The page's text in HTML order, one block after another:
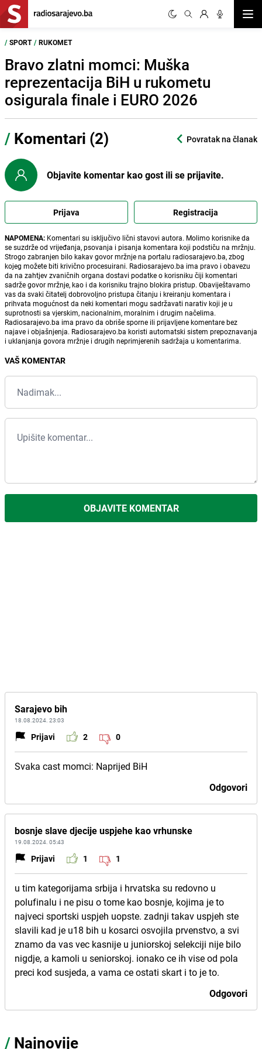
/ SPORT / RUKOMET
Bravo zlatni momci: Muška
reprezentacija BiH u rukometu
osigurala finale i EURO 2026
/ Komentari (2) Povratak na članak
Objavite komentar kao gost ili se prijavite.
Prijava Registracija
NAPOMENA: Komentari su isključivo lični stavovi autora. Molimo korisnike da
se suzdrže od vrijeđanja, psovanja i pisanja komentara koji podstiču na mržnju.
Strogo zabranjen bilo kakav govor mržnje na portalu radiosarajevo.ba, zbog
kojeg možete biti krivično procesuirani. Radiosarajevo.ba ima pravo i obavezu
da na zahtjev zvaničnih organa dostavi podatke o korisniku čiji komentari
sadrže govor mržnje, kao i da korisniku trajno blokira pristup. Obaviještavamo
vas da svaki čitatelj dobrovoljno pristupa čitanju i kreiranju komentara i
prihvata mogućnost da neki komentari mogu sadržavati narativ koji je u
suprotnosti sa vjerskim, nacionalnim, moralnim i drugim načelima.
Radiosarajevo.ba ima pravo da obriše sporne ili prijavljene komentare bez
najave i objašnjenja. Radiosarajevo.ba koristi automatski sistem prepoznavanja
i uklanjanja govora mržnje i drugih neprimjerenih sadržaja u komentarima.
VAŠ KOMENTAR
OBJAVITE KOMENTAR
Sarajevo bih
18.08.2024. 23:03
Prijavi 2 0
Svaka cast momci: Naprijed BiH
Odgovori
bosnje slave djecije uspjehe kao vrhunske
19.08.2024. 05:43
Prijavi 1 1
u tim kategorijama srbija i hrvatska su redovno u
polufinalu i ne pisu o tome kao bosnje, kojima je to
najveci sportski uspjeh uopste. zadnji takav uspjeh ste
slavili kad je u18 bih u kosarci osvojila prvenstvo, a svi
znamo da vas vec kasnije u juniorskoj selekciji nije bilo
nigdje, a kamoli u seniorskoj. ionako ce ih vise od pola
preci kod susjeda, a vama ce ostati skart i to je to.
Odgovori
/ Najnovije